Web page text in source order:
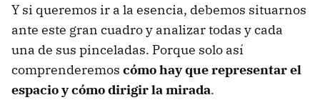
Y si queremos ir a la esencia, debemos situarnos
ante este gran cuadro y analizar todas y cada
una de sus pinceladas. Porque solo así
comprenderemos cómo hay que representar el
espacio y cómo dirigir la mirada.